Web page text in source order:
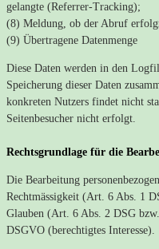
gelangte (Referrer-Tracking);
(8) Meldung, ob der Abruf
(9) Übertragene Datenmenge
Diese Daten werden in den
Speicherung dieser Daten
konkreten Nutzers findet nicht
Seitenbesucher nicht erfolgt.
Rechtsgrundlage für die
Die Bearbeitung
Rechtmässigkeit (Art. 6 Abs. 1
Glauben (Art. 6 Abs. 2 DSG
DSGVO (berechtigtes Interesse).